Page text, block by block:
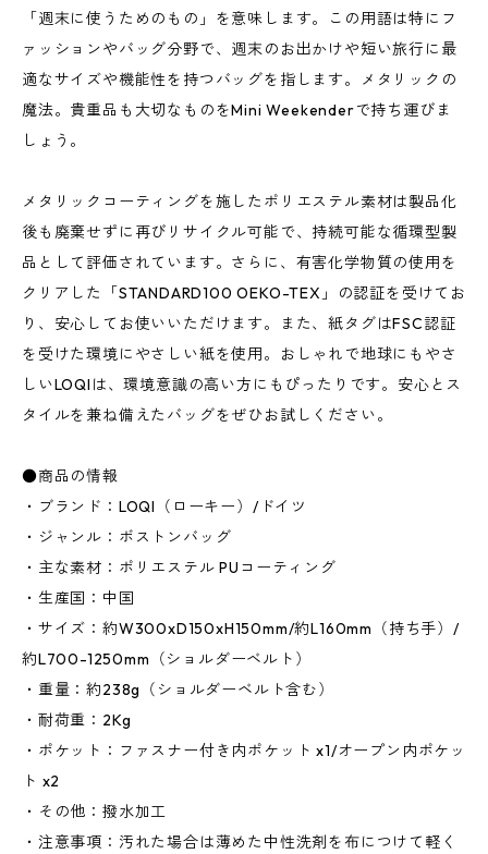
「週末に使うためのもの」を意味します。この用語は特にフ
ァッションやバッグ分野で、週末のお出かけや短い旅行に最
適なサイズや機能性を持つバッグを指します。メタリックの
魔法。貴重品も大切なものをMini Weekenderで持ち運びま
しょう。
メタリックコーティングを施したポリエステル素材は製品化
後も廃棄せずに再びリサイクル可能で、持続可能な循環型製
品として評価されています。さらに、有害化学物質の使用を
クリアした「STANDARD100 OEKO-TEX」の認証を受けてお
り、安心してお使いいただけます。また、紙タグはFSC認証
を受けた環境にやさしい紙を使用。おしゃれで地球にもやさ
しいLOQIは、環境意識の高い方にもぴったりです。安心とス
タイルを兼ね備えたバッグをぜひお試しください。
●商品の情報
・ブランド：LOQI（ローキー）/ドイツ
・ジャンル：ボストンバッグ
・主な素材：ポリエステル PUコーティング
・生産国：中国
・サイズ：約W300xD150xH150mm/約L160mm（持ち手）/
約L700-1250mm（ショルダーベルト）
・重量：約238g（ショルダーベルト含む）
・耐荷重：2Kg
・ポケット：ファスナー付き内ポケット x1/オープン内ポケッ
ト x2
・その他：撥水加工
・注意事項：汚れた場合は薄めた中性洗剤を布につけて軽く